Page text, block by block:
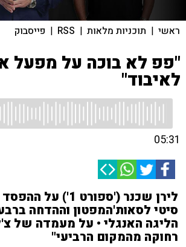
ראשי | תוכניות מלאות |
RSS
| פייסבוק
"פפ לא בוכה על מפעל
לאיבוד"
05:31
לירן שכנר ('ספורט
סיטי לסאות'המפטון וההדחה
הליגה האנגלי • על מעמדה של
רחוקה מהמקום הרביעי"